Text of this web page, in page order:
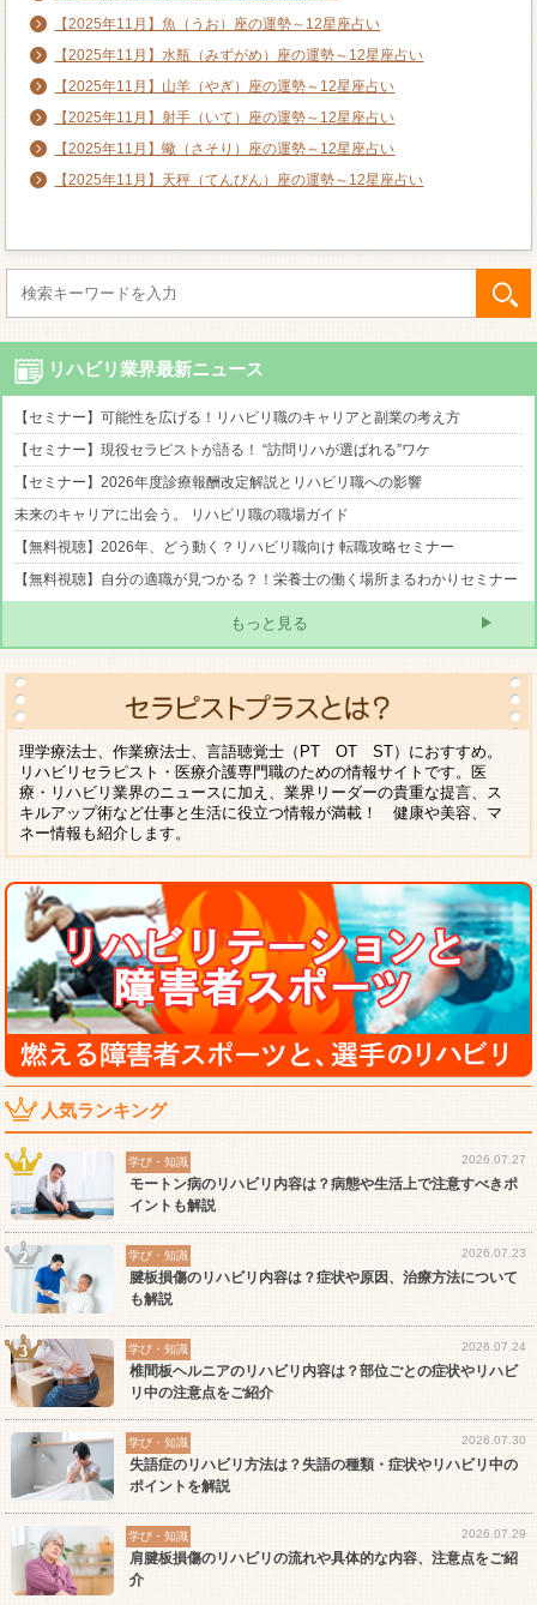
【2025年11月】魚（うお）座の運勢～12星座占い
【2025年11月】水瓶（みずがめ）座の運勢～12星座占い
【2025年11月】山羊（やぎ）座の運勢～12星座占い
【2025年11月】射手（いて）座の運勢～12星座占い
【2025年11月】蠍（さそり）座の運勢～12星座占い
【2025年11月】天秤（てんびん）座の運勢～12星座占い
リハビリ業界最新ニュース
【セミナー】可能性を広げる！リハビリ職のキャリアと副業の考え方
【セミナー】現役セラピストが語る！ “訪問リハが選ばれる”ワケ
【セミナー】2026年度診療報酬改定解説とリハビリ職への影響
未来のキャリアに出会う。 リハビリ職の職場ガイド
【無料視聴】2026年、どう動く？リハビリ職向け 転職攻略セミナー
【無料視聴】自分の適職が見つかる？！栄養士の働く場所まるわかりセミナー
もっと見る
理学療法士、作業療法士、言語聴覚士（PT OT ST）におすすめ。
リハビリセラピスト・医療介護専門職のための情報サイトです。医
療・リハビリ業界のニュースに加え、業界リーダーの貴重な提言、ス
キルアップ術など仕事と生活に役立つ情報が満載！ 健康や美容、マ
ネー情報も紹介します。
人気ランキング
学び・知識 2026.07.27
モートン病のリハビリ内容は？病態や生活上で注意すべきポ
イントも解説
学び・知識 2026.07.23
腱板損傷のリハビリ内容は？症状や原因、治療方法について
も解説
学び・知識 2026.07.24
椎間板ヘルニアのリハビリ内容は？部位ごとの症状やリハビ
リ中の注意点をご紹介
学び・知識 2026.07.30
失語症のリハビリ方法は？失語の種類・症状やリハビリ中の
ポイントを解説
学び・知識 2026.07.29
肩腱板損傷のリハビリの流れや具体的な内容、注意点をご紹
介